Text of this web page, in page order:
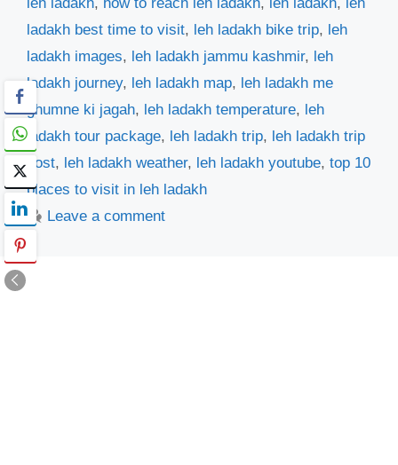
ladakh best time to visit, leh ladakh bike trip, leh
ladakh images, leh ladakh jammu kashmir, leh
ladakh journey, leh ladakh map, leh ladakh me
ghumne ki jagah, leh ladakh temperature, leh
ladakh tour package, leh ladakh trip, leh ladakh trip
cost, leh ladakh weather, leh ladakh youtube, top 10
places to visit in leh ladakh
Leave a comment